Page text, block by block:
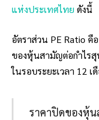
แห่งประเทศไทย ดังนี้
อัตราส่วน PE Ratio คื
ของหุ้นสามัญต่อกำไร
ในรอบระยะเวลา 12
ราคาปิดของหุ้